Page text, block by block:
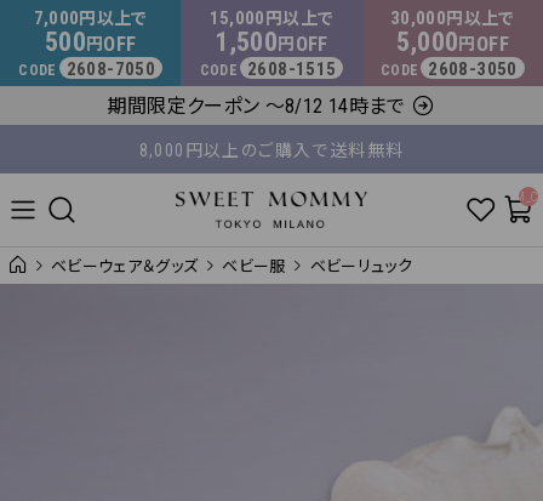
マタニティウェア・授乳服のスウィートマミー
7,000 円以上で
500 円 OFF
CODE 2608-7050
15,000 円以上で
1,500 円 OFF
CODE 2608-1515
30,000 円以上で
5,000 円 OFF
CODE 2608-3050
期間限定クーポン ～8/12 14時まで
平日14時 / 土日祝12時まで のご注文で当日出荷！
8,000円以上のご購入で送料無料
ベビーウェア＆グッズ ベビー服 ベビーリュック